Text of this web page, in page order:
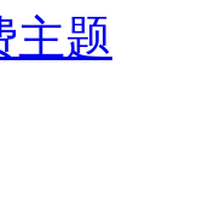
主题